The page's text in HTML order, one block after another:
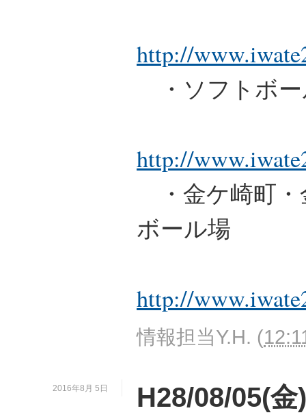
http://
・ソフトボ
http://
・金ケ崎町・
ボール場
http://
情報担当Y.H. (
2016年8月 5日
H28/08/05(